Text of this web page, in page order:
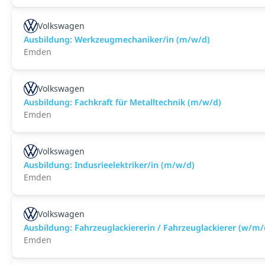
Volkswagen
Ausbildung: Werkzeugmechaniker/in (m/w/d)
Emden
Volkswagen
Ausbildung: Fachkraft für Metalltechnik (m/w/d)
Emden
Volkswagen
Ausbildung: Indusrieelektriker/in (m/w/d)
Emden
Volkswagen
Ausbildung: Fahrzeuglackiererin / Fahrzeuglackierer (w/
Emden